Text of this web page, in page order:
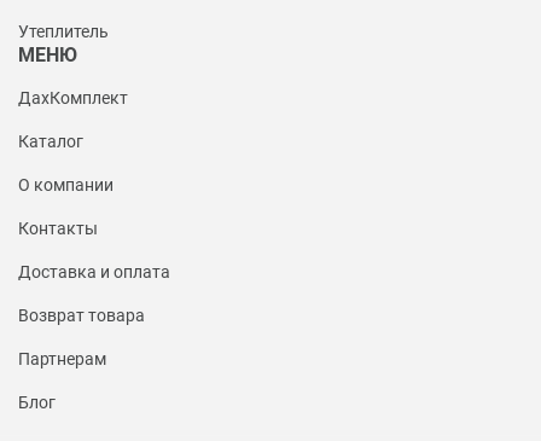
Утеплитель
МЕНЮ
ДахКомплект
Каталог
О компании
Контакты
Доставка и оплата
Возврат товара
Партнерам
Блог